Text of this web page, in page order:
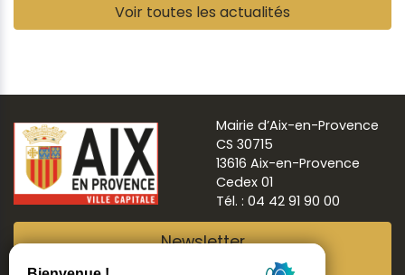
Voir toutes les actualités
Mairie d’Aix-en-Provence
CS 30715
13616 Aix-en-Provence
Cedex 01
Tél. : 04 42 91 90 00
Newsletter